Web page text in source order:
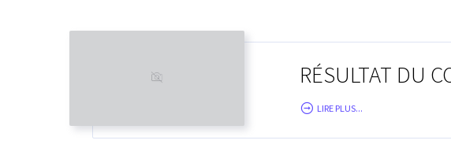
RÉSULTAT DU
LIRE PLUS...